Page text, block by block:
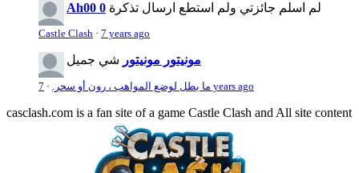
Ah00 0 لم اسلم جائزتي ولم استطع ارسال تذكرة
Castle Clash · 7 years ago
مونيتور مونيتور شي جميل
ما بطل لوضع المواهب ، رون أو سحر. · 7 years ago
casclash.com is a fan site of a game Castle Clash and All site content